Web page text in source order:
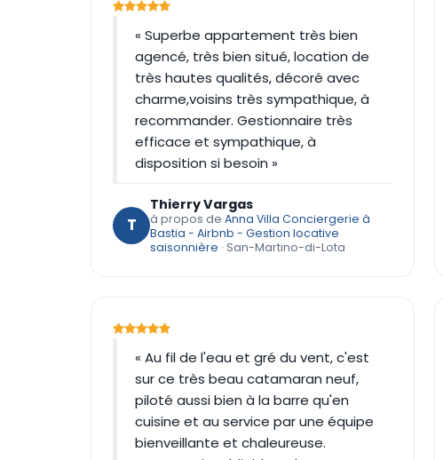
« Superbe appartement très bien
agencé, très bien situé, location de
très hautes qualités, décoré avec
charme,voisins très sympathique, à
recommander. Gestionnaire très
efficace et sympathique, à
disposition si besoin »
T
Thierry Vargas
à propos de Anna Villa Conciergerie à
Bastia - Airbnb - Gestion locative
saisonnière · San-Martino-di-Lota
« Au fil de l'eau et gré du vent, c'est
sur ce très beau catamaran neuf,
piloté aussi bien à la barre qu'en
cuisine et au service par une équipe
bienveillante et chaleureuse.